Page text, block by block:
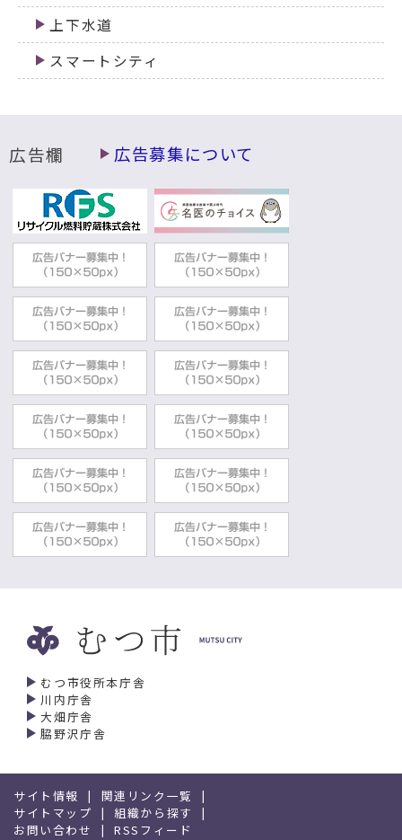
上下水道
スマートシティ
広告欄 広告募集について
むつ市役所本庁舎
川内庁舎
大畑庁舎
脇野沢庁舎
サイト情報
関連リンク一覧
サイトマップ
組織から探す
お問い合わせ
RSSフィード